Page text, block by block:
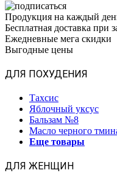
Продукция на каждый
Бесплатная доставка при
Ежедневные мега скидки
Выгодные цены
ДЛЯ ПОХУДЕНИЯ
Тахсис
Яблочный уксус
Бальзам №8
Масло черного
Еще товары
ДЛЯ ЖЕНЩИН